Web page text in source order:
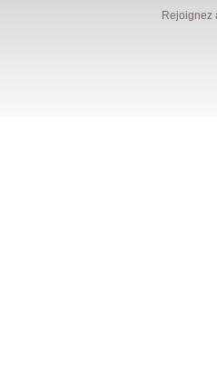
Rejoignez